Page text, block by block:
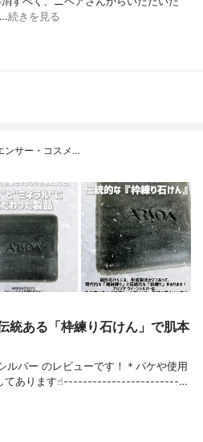
続きを見る
ンサー・コスメ…
統ある「枠練り石けん」で肌本
ルバー のレビューです！＊パケや使用
してあります☝︎------------------------…